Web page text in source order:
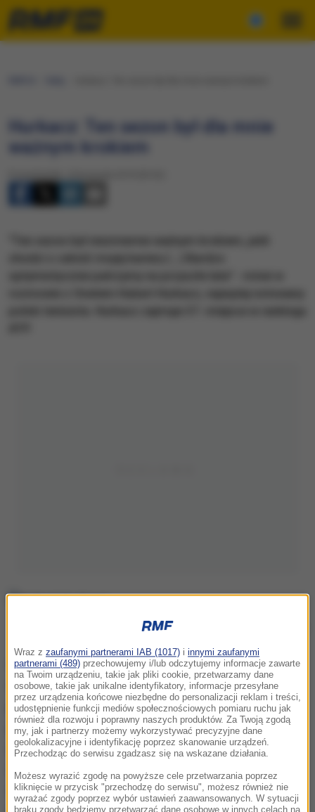
Hurkacz: Ten sezon był dla mnie
ważnym krokiem
Od początku sezonu wierzyłem, że może to być
super sezon. Wiadomo, że będąc pod koniec
pierwszej setki rankingu masz inną perspektywę, bo
grasz jeszcze w challengerach, ale zagrałem kilka
dobrych turniejów - w tym te w Dubaju i Indian Wells -
i awansowałem w okolice 50. miejsca, a później
skupiałem się już tylko na startach w ATP - mówi
Wraz z zaufanymi partnerami IAB (1017) i innymi zaufanymi
partnerami (489) przechowujemy i/lub odczytujemy informacje zawarte
na Twoim urządzeniu, takie jak pliki cookie, przetwarzamy dane
osobowe, takie jak unikalne identyfikatory, informacje przesyłane
przez urządzenia końcowe niezbędne do personalizacji reklam i treści,
udostępnienie funkcji mediów społecznościowych pomiaru ruchu jak
również dla rozwoju i poprawny naszych produktów. Za Twoją zgodą
my, jak i partnerzy możemy wykorzystywać precyzyjne dane
geolokalizacyjne i identyfikację poprzez skanowanie urządzeń.
Przechodząc do serwisu zgadzasz się na wskazane działania.
Możesz wyrazić zgodę na powyższe cele przetwarzania poprzez
kliknięcie w przycisk "przechodzę do serwisu", możesz również nie
wyrażać zgody poprzez wybór ustawień zaawansowanych. W sytuacji
braku zgody będziemy przetwarzać dane osobowe w innych celach na